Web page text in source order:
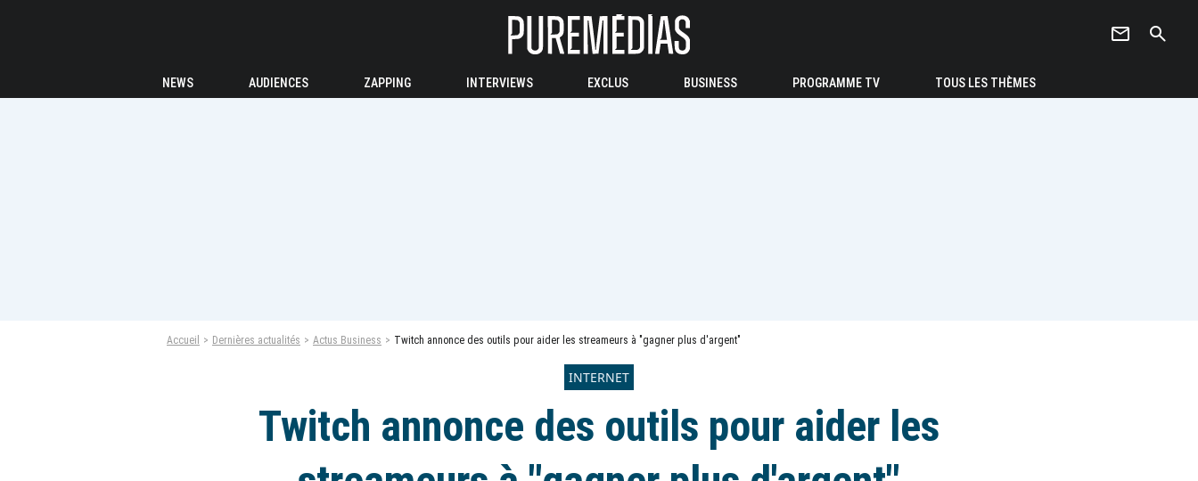
newsletter search
NEWS AUDIENCES ZAPPING INTERVIEWS EXCLUS BUSINESS PROGRAMME TV TOUS LES THÈMES
Accueil Dernières actualités Actus Business Twitch annonce des outils pour aider les streameurs à "gagner plus d'argent"
INTERNET
Twitch annonce des outils pour aider les